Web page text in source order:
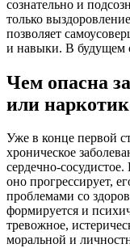
сознательно и
только
позволяет
и навыки. В будущем
Чем опасна
или
Уже в конце первой
хроническое
сердечно-
оно прогрессирует,
проблемами со
формируется и
тревожное,
моральной и